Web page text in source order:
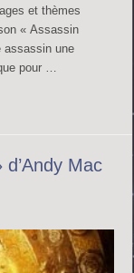
et thèmes
« Assassin
assassin une
pour …
Mac